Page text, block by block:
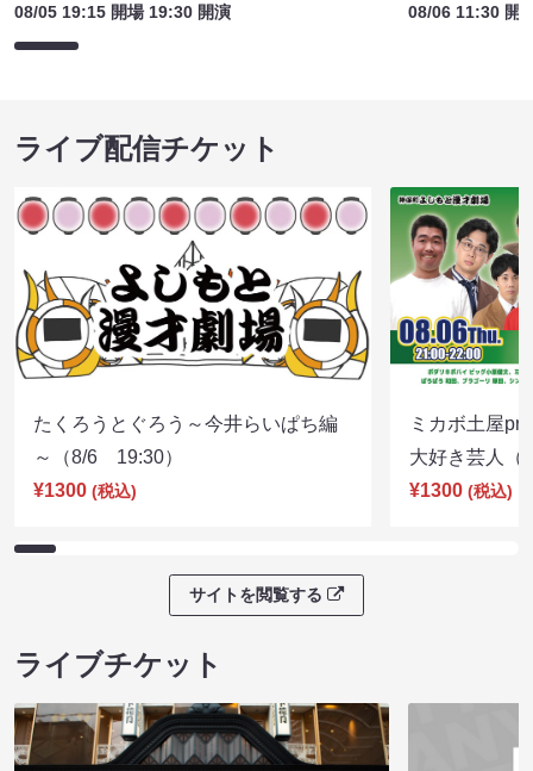
08/05 19:15 開場 19:30 開演
08/06 11:30 開
ライブ配信チケット
たくろうとぐろう～今井らいぱち編
～（8/6 19:30）
¥1300 (税込)
ミカボ土屋
大好き芸人
¥1300 (税込)
サイトを閲覧する
ライブチケット